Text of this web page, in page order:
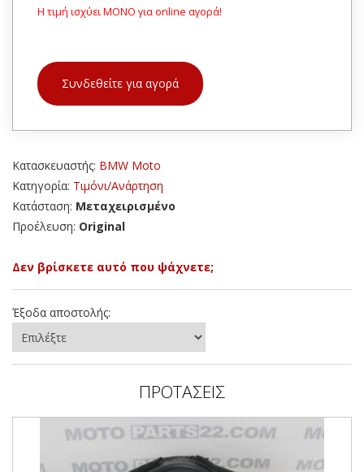
Η τιμή ισχύει ΜΟΝΟ για online αγορά!
Συνδεθείτε για αγορά
Κατασκευαστής: BMW Moto
Κατηγορία: Τιμόνι/Ανάρτηση
Κατάσταση: Μεταχειρισμένο
Προέλευση: Original
Δεν βρίσκετε αυτό που ψάχνετε;
Έξοδα αποστολής:
ΠΡΟΤΑΣΕΙΣ